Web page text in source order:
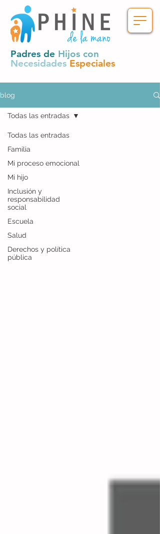
Padres de Hijos con
Necesidades Especiales
blog
Todas las entradas
Familia
Mi proceso emocional
Mi hijo
Inclusión y
responsabilidad
social
Escuela
Salud
Derechos y política
pública
Todas las entradas